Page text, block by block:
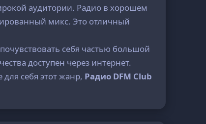
аудитории. Радио в хорошем
микс. Это отличный
себя частью большой
доступен через интернет.
себя этот жанр, Радио DFM Club